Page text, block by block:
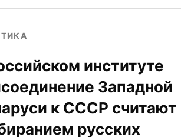
институте
Западной
к СССР считают
русских